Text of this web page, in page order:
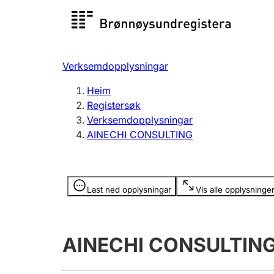
Registersøk
Registrere, endre, slette
Verksemdopplysningar
Heim
Registersøk
Verksemdopplysningar
AINECHI CONSULTING
Last ned opplysningar Vis alle opplysninger
Opplysninger er skjult
AINECHI